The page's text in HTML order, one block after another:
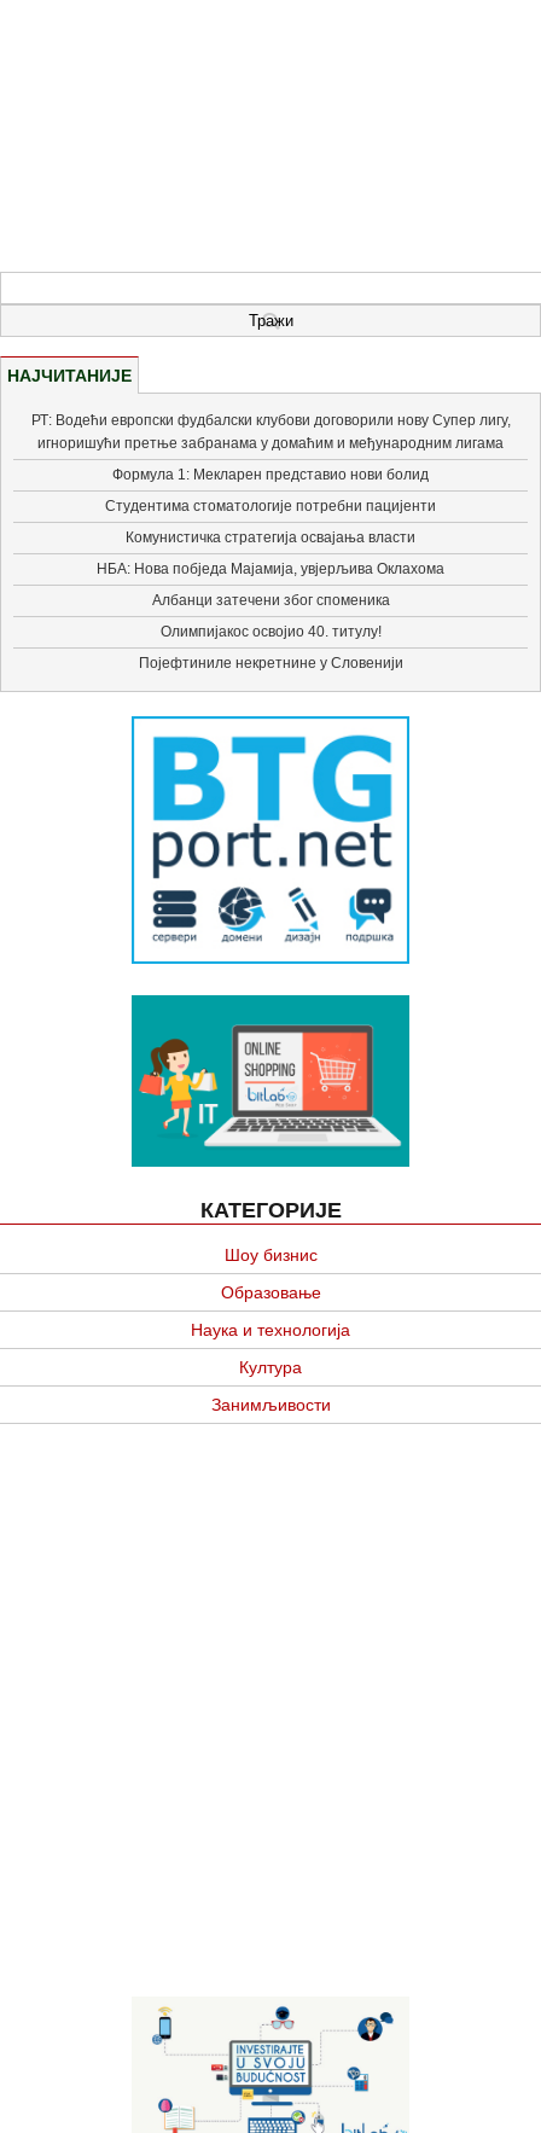
НАЈЧИТАНИЈЕ
РТ: Водећи европски фудбалски клубови договорили нову Супер лигу,
игноришући претње забранама у домаћим и међународним лигама
Формула 1: Мекларен представио нови болид
Студентима стоматологије потребни пацијенти
Комунистичка стратегија освајања власти
НБА: Нова побједа Мајамија, увјерљива Оклахома
Албанци затечени због споменика
Олимпијакос освојио 40. титулу!
Појефтиниле некретнине у Словенији
КАТЕГОРИЈЕ
Шоу бизнис
Образовање
Наука и технологија
Култура
Занимљивости